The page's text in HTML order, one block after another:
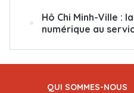
Hô Chi Minh-Ville :
numérique au
QUI SOMMES-NOUS